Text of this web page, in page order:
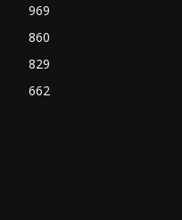
969
860
829
662